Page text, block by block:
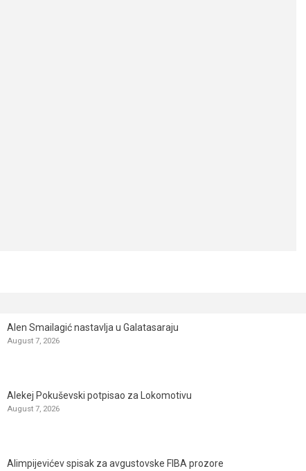
Alen Smailagić nastavlja u Galatasaraju
August 7, 2026
Alekej Pokuševski potpisao za Lokomotivu
August 7, 2026
Alimpijevićev spisak za avgustovske FIBA prozore